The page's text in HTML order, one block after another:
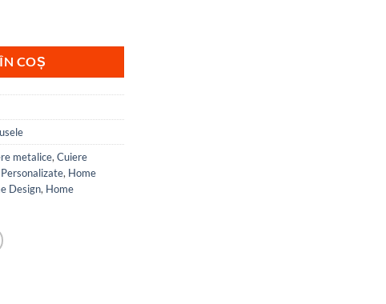
COȘ
metalice,Cuiere
, Home
Design, Home